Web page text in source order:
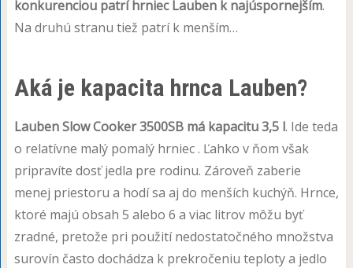
konkurenciou patrí hrniec Lauben k najúspornejším.
Na druhú stranu tiež patrí k menším…
Aká je kapacita hrnca Lauben?
Lauben Slow Cooker 3500SB má kapacitu 3,5 l. Ide teda
o relatívne malý pomalý hrniec . Ľahko v ňom však
pripravíte dosť jedla pre rodinu. Zároveň zaberie
menej priestoru a hodí sa aj do menších kuchýň. Hrnce,
ktoré majú obsah 5 alebo 6 a viac litrov môžu byť
zradné, pretože pri použití nedostatočného množstva
surovín často dochádza k prekročeniu teploty a jedlo